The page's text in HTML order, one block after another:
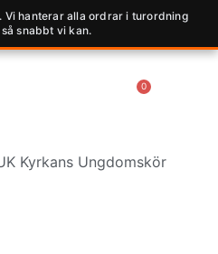
Vi hanterar alla ordrar i turordning
snabbt vi kan.
0
Kyrkans Ungdomskör